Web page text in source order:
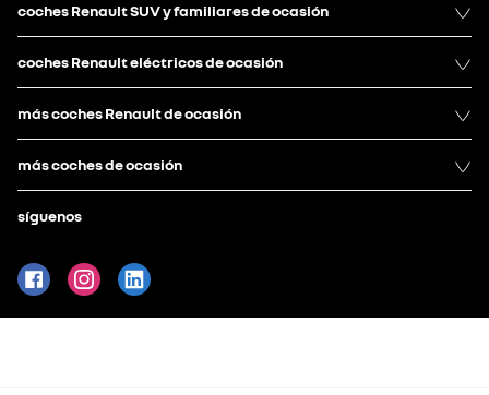
coches Renault SUV y familiares de ocasión
coches Renault eléctricos de ocasión
más coches Renault de ocasión
más coches de ocasión
síguenos